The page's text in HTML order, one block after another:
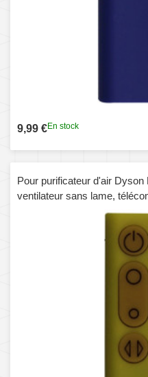
9,99 €En stock
Pour purificateur d'air
ventilateur sans lame,